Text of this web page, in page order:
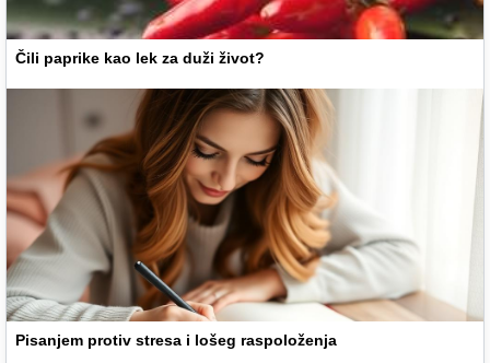
Čili paprike kao lek za duži život?
Pisanjem protiv stresa i lošeg raspoloženja